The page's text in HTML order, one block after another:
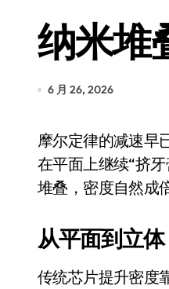
《
谷
召
比
别
纳米堆
6 月 26, 2026
摩尔定律的减速早已不是新闻，但IBM的纳米堆叠架构让人看到了一种不太一样的解法——它不是
在平面上继续“挤
堆叠，密度自然成
从平面到立
传统芯片提升密度